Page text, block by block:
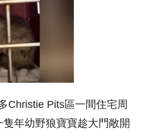
Christie Pits區一間住宅周
年幼野狼寶寶趁大門敞開